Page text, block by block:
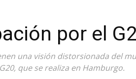
Diario
por el
una visión distorsionada del
que se realiza en Hamburgo.